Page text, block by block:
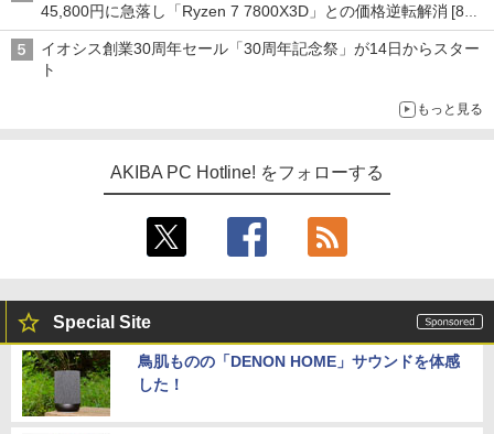
45,800円に急落し「Ryzen 7 7800X3D」との価格逆転解消 [8月
前半のCPU価格]
イオシス創業30周年セール「30周年記念祭」が14日からスター
ト
もっと見る
AKIBA PC Hotline! をフォローする
Special Site
鳥肌ものの「DENON HOME」サウンドを体感
した！